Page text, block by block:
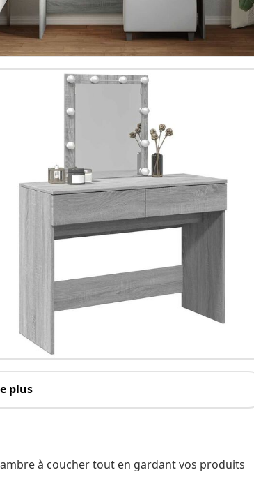
plus
à coucher tout en gardant vos produits